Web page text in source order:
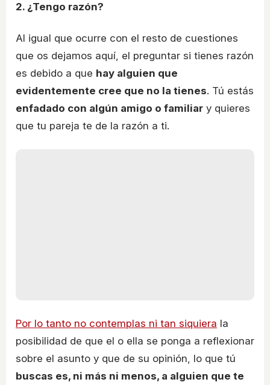
2. ¿Tengo razón?
Al igual que ocurre con el resto de cuestiones
que os dejamos aquí, el preguntar si tienes razón
es debido a que hay alguien que
evidentemente cree que no la tienes. Tú estás
enfadado con algún amigo o familiar y quieres
que tu pareja te de la razón a ti.
Por lo tanto no contemplas ni tan siquiera la
posibilidad de que el o ella se ponga a reflexionar
sobre el asunto y que de su opinión, lo que tú
buscas es, ni más ni menos, a alguien que te